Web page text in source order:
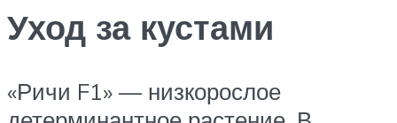
Уход за кустами
«Ричи F1» — низкорослое